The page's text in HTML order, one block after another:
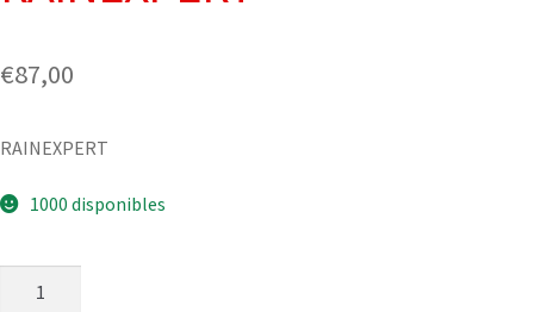
€87,00
RAINEXPERT
1000 disponibles